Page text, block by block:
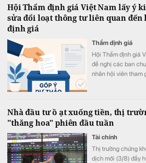
tiền đặt cọc cho
các đối tượng dựng
Hội Thẩm định giá Việt Nam lấy ý
sửa đổi loạt thông tư liên quan đến
định giá
Thẩm định giá
Hội Thẩm định giá
đề nghị các ban
nhân hội viên tham
chính trước khi
Nhà đầu tư ồ ạt xuống tiền, thị
"thăng hoa" phiên đầu tuần
Tài chính
Thị trường chứng
dịch mới (3/8) đầy